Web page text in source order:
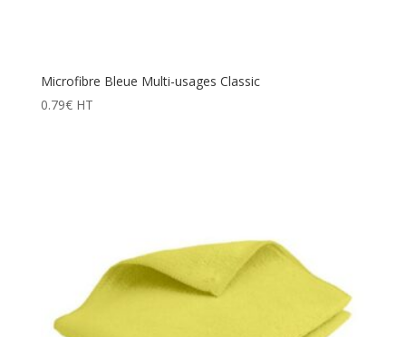
Microfibre Bleue Multi-usages Classic
0.79€ HT